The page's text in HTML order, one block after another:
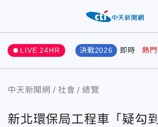
LIVE 24HR 決戰2026 即時 熱門
中天新聞網 社會 總覽
新北環保局工程車「疑勾